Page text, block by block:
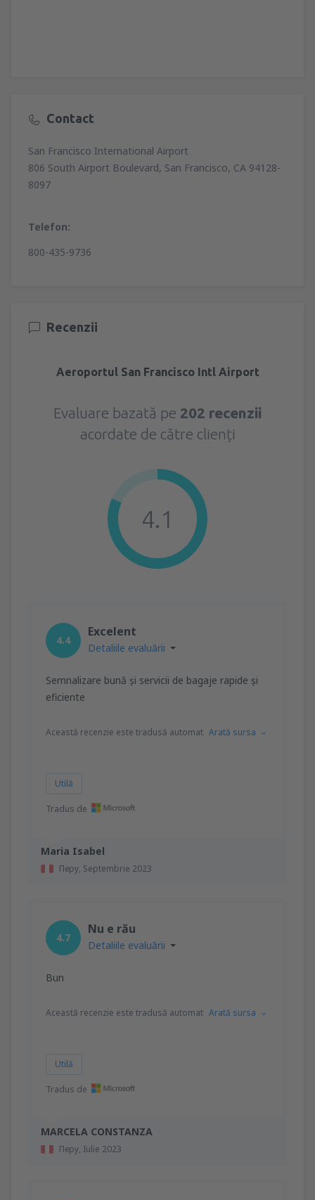
Contact
San Francisco International Airport
806 South Airport Boulevard, San Francisco, CA 94128-
8097
Telefon:
800-435-9736
Recenzii
Aeroportul San Francisco Intl Airport
Evaluare bazată pe 202 recenzii
acordate de către clienți
4.1
Maria Isabel
Перу, Septembrie 2023
4.4
Excelent
Detaliile evaluării
Semnalizare bună și servicii de bagaje rapide și
eficiente
Această recenzie este tradusă automat Arată sursa
Utilă
Tradus de
MARCELA CONSTANZA
Перу, Iulie 2023
4.7
Nu e rău
Detaliile evaluării
Bun
Această recenzie este tradusă automat Arată sursa
Utilă
Tradus de